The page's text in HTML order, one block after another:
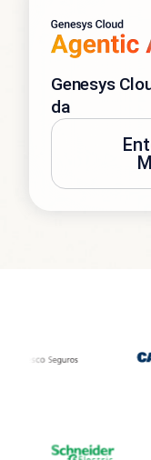
Genesys
da